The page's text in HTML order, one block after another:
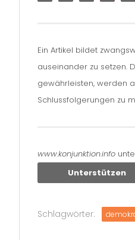
Ein Artikel bildet
auseinander zu setzen.
gewährleisten, werden
Schlussfolgerungen zu
www.konjunktion.info
Unterstützen
Schlagwörter: